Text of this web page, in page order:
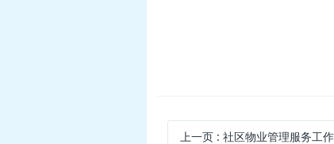
上一页 : 社区物业管理服务工